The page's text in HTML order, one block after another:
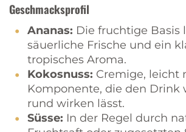
Geschmacksprofil
Ananas: Die fruchtige Basis
säuerliche Frische und ein
tropisches Aroma.
Kokosnuss: Cremige, leicht
Komponente, die den Drink
rund wirken lässt.
Süsse: In der Regel durch